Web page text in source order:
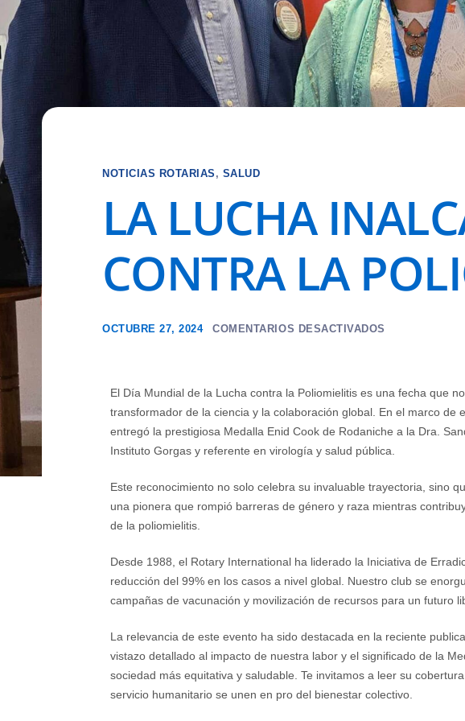
NOTICIAS ROTARIAS , SALUD
LA LUCHA
CONTRA LA
OCTUBRE 27, 2024 COMENTARIOS DESACTIVADOS
El Día Mundial de la Lucha contra la Poliomielitis es una fecha que
transformador de la ciencia y la colaboración global. En el marco de
entregó la prestigiosa Medalla Enid Cook de Rodaniche a la Dra.
Instituto Gorgas y referente en virología y salud pública.
Este reconocimiento no solo celebra su invaluable trayectoria, sino
una pionera que rompió barreras de género y raza mientras
de la poliomielitis.
Desde 1988, el Rotary International ha liderado la Iniciativa de
reducción del 99% en los casos a nivel global. Nuestro club se
campañas de vacunación y movilización de recursos para un futuro
La relevancia de este evento ha sido destacada en la reciente
vistazo detallado al impacto de nuestra labor y el significado de la
sociedad más equitativa y saludable. Te invitamos a leer su
servicio humanitario se unen en pro del bienestar colectivo.